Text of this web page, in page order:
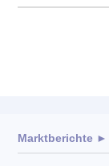
Marktberichte ►